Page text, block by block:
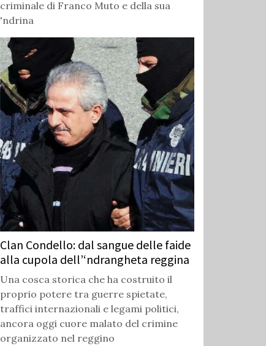
criminale di Franco Muto e della sua
'ndrina
Clan Condello: dal sangue delle faide
alla cupola dell’‘ndrangheta reggina
Una cosca storica che ha costruito il
proprio potere tra guerre spietate,
traffici internazionali e legami politici,
ancora oggi cuore malato del crimine
organizzato nel reggino